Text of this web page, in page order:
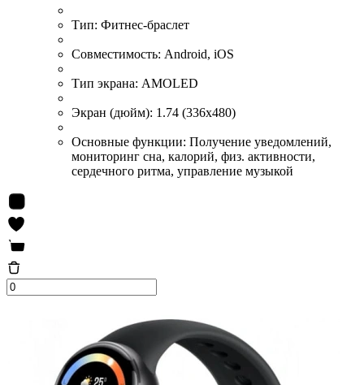
Тип: Фитнес-браслет
Совместимость: Android, iOS
Тип экрана: AMOLED
Экран (дюйм): 1.74 (336x480)
Основные функции: Получение уведомлений,
мониторинг сна, калорий, физ. активности,
сердечного ритма, управление музыкой